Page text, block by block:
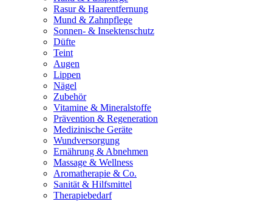
Rasur & Haarentfernung
Mund & Zahnpflege
Sonnen- & Insektenschutz
Düfte
Teint
Augen
Lippen
Nägel
Zubehör
Vitamine & Mineralstoffe
Prävention & Regeneration
Medizinische Geräte
Wundversorgung
Ernährung & Abnehmen
Massage & Wellness
Aromatherapie & Co.
Sanität & Hilfsmittel
Therapiebedarf